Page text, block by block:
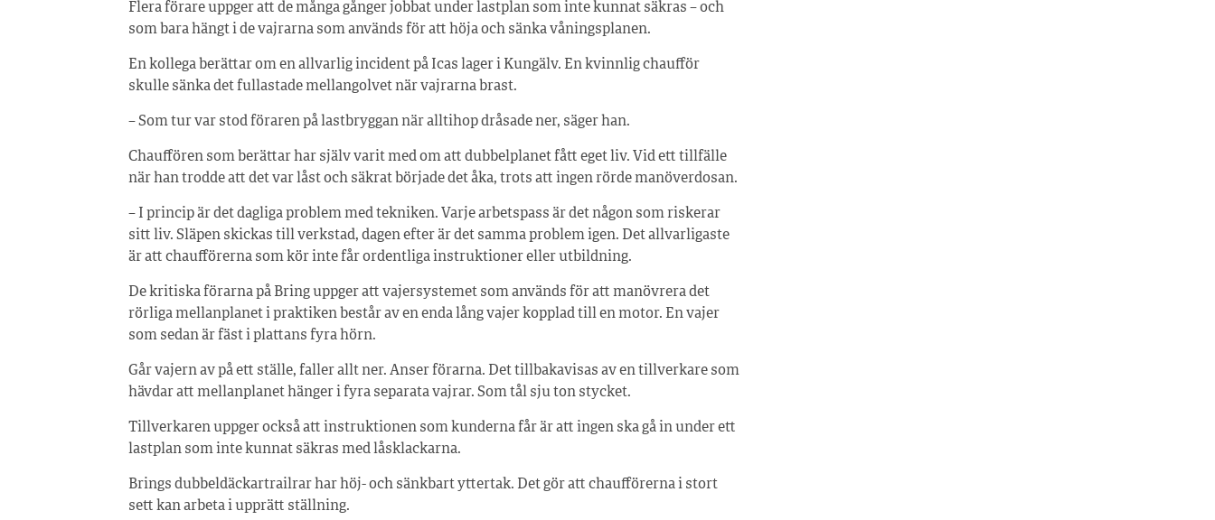
Flera förare uppger att de många gånger jobbat under lastplan som inte kunnat säkras – och
som bara hängt i de vajrarna som används för att höja och sänka våningsplanen.
En kollega berättar om en allvarlig incident på Icas lager i Kungälv. En kvinnlig chaufför
skulle sänka det fullastade mellangolvet när vajrarna brast.
– Som tur var stod föraren på lastbryggan när alltihop dråsade ner, säger han.
Chauffören som berättar har själv varit med om att dubbelplanet fått eget liv. Vid ett tillfälle
när han trodde att det var låst och säkrat började det åka, trots att ingen rörde manöverdosan.
– I princip är det dagliga problem med tekniken. Varje arbetspass är det någon som riskerar
sitt liv. Släpen skickas till verkstad, dagen efter är det samma problem igen. Det allvarligaste
är att chaufförerna som kör inte får ordentliga instruktioner eller utbildning.
De kritiska förarna på Bring uppger att vajersystemet som används för att manövrera det
rörliga mellanplanet i praktiken består av en enda lång vajer kopplad till en motor. En vajer
som sedan är fäst i plattans fyra hörn.
Går vajern av på ett ställe, faller allt ner. Anser förarna. Det tillbakavisas av en tillverkare som
hävdar att mellanplanet hänger i fyra separata vajrar. Som tål sju ton stycket.
Tillverkaren uppger också att instruktionen som kunderna får är att ingen ska gå in under ett
lastplan som inte kunnat säkras med låsklackarna.
Brings dubbeldäckartrailrar har höj- och sänkbart yttertak. Det gör att chaufförerna i stort
sett kan arbeta i upprätt ställning.